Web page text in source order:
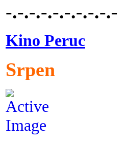
-.-.-.-.-.-.-.-.-.-
Kino Peruc
Srpen